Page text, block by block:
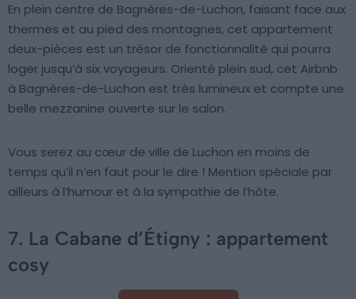
En plein centre de Bagnères-de-Luchon, faisant face aux
thermes et au pied des montagnes, cet appartement
deux-pièces est un trésor de fonctionnalité qui pourra
loger jusqu’à six voyageurs. Orienté plein sud, cet Airbnb
à Bagnères-de-Luchon est très lumineux et compte une
belle mezzanine ouverte sur le salon.
Vous serez au cœur de ville de Luchon en moins de
temps qu’il n’en faut pour le dire ! Mention spéciale par
ailleurs à l’humour et à la sympathie de l’hôte.
7. La Cabane d’Étigny : appartement
cosy